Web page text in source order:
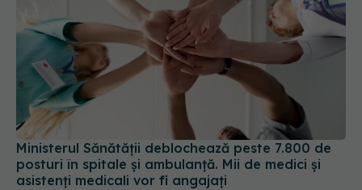
Ministerul Sănătății deblochează peste 7.800 de
posturi în spitale și ambulanță. Mii de medici și
asistenți medicali vor fi angajați